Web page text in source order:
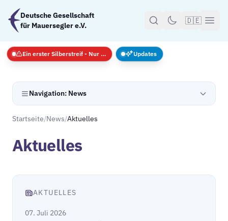
Zum Hauptinhalt springen
Deutsche Gesellschaft
für Mauersegler e.V.
🇩🇪
Navigation: News
Startseite/News/Aktuelles
Aktuelles
AKTUELLES
07. Juli 2026
Ein erster Silberstreif - Nur Notfälle Updates